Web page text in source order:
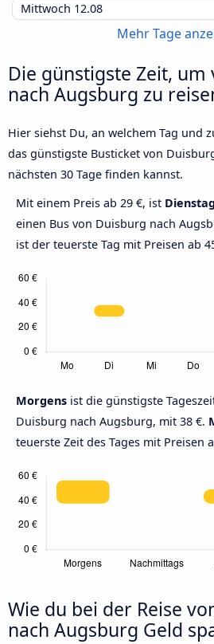
Mittwoch 12.08
Mehr Tage
Die günstigste Zeit,
nach Augsburg zu
Hier siehst Du, an welchem Tag und
das günstigste Busticket von
nächsten 30 Tage finden kannst.
Mit einem Preis ab 29 €, ist Dienstag
einen Bus von Duisburg nach
ist der teuerste Tag mit Preisen ab
Morgens ist die günstigste
Duisburg nach Augsburg, mit 38 €.
teuerste Zeit des Tages mit Preisen
Wie du bei der Reise
nach Augsburg Geld